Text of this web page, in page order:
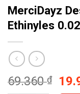
MerciDayz
Ethinyles
69.360₫
Giá